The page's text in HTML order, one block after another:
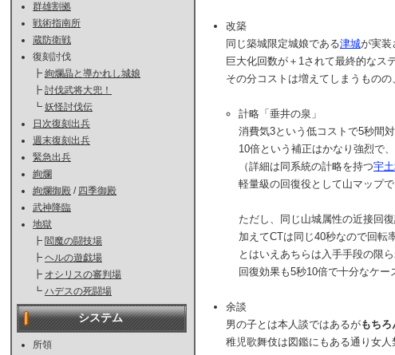
群雄割拠
戦術指南所
蔵防衛戦
復刻討伐
┣ 絢爛晶と導かれし城娘
┣ 討伐武将大兜！
┗ 妖怪討伐伝
日次復刻出兵
週末復刻出兵
緊急出兵
絢爛
絢爛御殿 / 四季御殿
武神降臨
地獄
┣ 閻魔の闘技場
┣ ヘルの遊戯場
┣ オシリスの審判場
┗ ハデスの死闘場
システム
所領
改築
同じ築城限定城娘である津城が実装
巨大化回数が＋1されて最終的なス
その分コストは増えてしまうもの
計略「垂井の泉」
消費気3という低コストで5秒間
10倍という補正はかなり強烈で
（詳細は同系統の計略を持つ宇
軽量級の回復役として山マップで
ただし、同じ山城属性の近接回
加えてCTは同じ40秒なので回転
とはいえあちらは入手手段の限
回復効果も5秒10倍で十分なケ
余談
男の子とは本人談ではあるがもちろ
稚児歌舞伎は図鑑にもある通り女